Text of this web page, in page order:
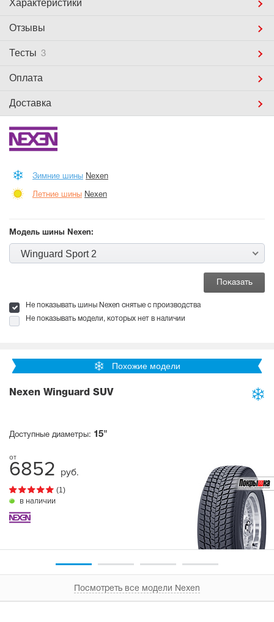
Характеристики
Отзывы
Тесты 3
Оплата
Доставка
Зимние шины Nexen
Летние шины Nexen
Модель шины Nexen:
Winguard Sport 2
Не показывать шины Nexen снятые с производства
Не показывать модели, которых нет в наличии
Похожие модели
Nexen Winguard SUV
Доступные диаметры: 15"
6852 руб.
(1)
в наличии
Посмотреть все модели Nexen